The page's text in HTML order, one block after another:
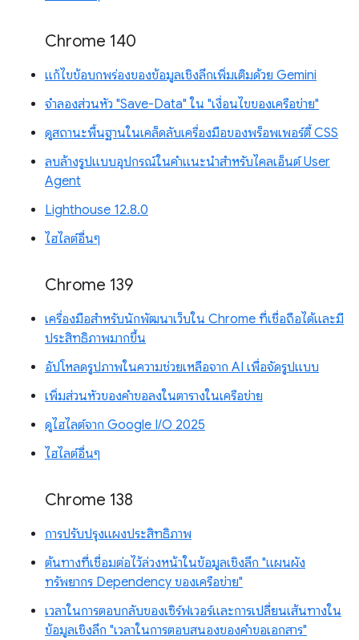
Chrome 140
แก้ไขข้อบกพร่องของข้อมูลเชิงลึกเพิ่มเติมด้วย Gemini
จำลองส่วนหัว "Save-Data" ใน "เงื่อนไขของเครือข่าย"
ดูสถานะพื้นฐานในเคล็ดลับเครื่องมือของพร็อพเพอร์ตี้ CSS
ลบล้างรูปแบบอุปกรณ์ในคำแนะนำสำหรับไคลเอ็นต์ User
Agent
Lighthouse 12.8.0
ไฮไลต์อื่นๆ
Chrome 139
เครื่องมือสำหรับนักพัฒนาเว็บใน Chrome ที่เชื่อถือได้และมี
ประสิทธิภาพมากขึ้น
อัปโหลดรูปภาพในความช่วยเหลือจาก AI เพื่อจัดรูปแบบ
เพิ่มส่วนหัวของคำขอลงในตารางในเครือข่าย
ดูไฮไลต์จาก Google I/O 2025
ไฮไลต์อื่นๆ
Chrome 138
การปรับปรุงแผงประสิทธิภาพ
ต้นทางที่เชื่อมต่อไว้ล่วงหน้าในข้อมูลเชิงลึก "แผนผัง
ทรัพยากร Dependency ของเครือข่าย"
เวลาในการตอบกลับของเซิร์ฟเวอร์และการเปลี่ยนเส้นทางใน
ข้อมูลเชิงลึก "เวลาในการตอบสนองของคำขอเอกสาร"